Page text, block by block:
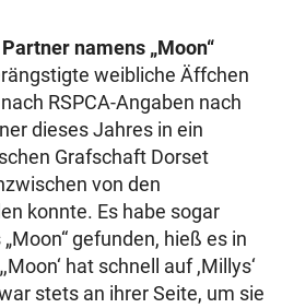
namens „Moon“
weibliche Äffchen
RSPCA-Angaben nach
dieses Jahres in ein
Grafschaft Dorset
von den
konnte. Es habe sogar
gefunden, hieß es in
hat schnell auf ,Millys‘
stets an ihrer Seite, um sie